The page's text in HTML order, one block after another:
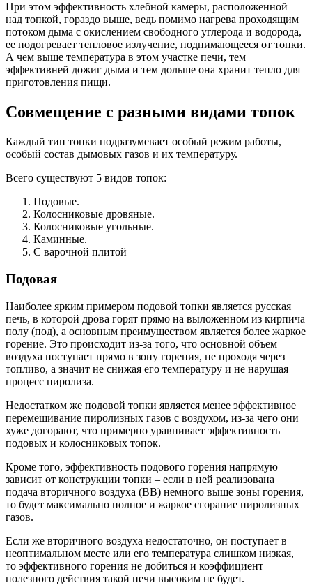
При этом эффективность хлебной камеры, расположенной
над топкой, гораздо выше, ведь помимо нагрева проходящим
потоком дыма с окислением свободного углерода и водорода,
ее подогревает тепловое излучение, поднимающееся от топки.
А чем выше температура в этом участке печи, тем
эффективней дожиг дыма и тем дольше она хранит тепло для
приготовления пищи.
Совмещение с разными видами топок
Каждый тип топки подразумевает особый режим работы,
особый состав дымовых газов и их температуру.
Всего существуют 5 видов топок:
Подовые.
Колосниковые дровяные.
Колосниковые угольные.
Каминные.
С варочной плитой
Подовая
Наиболее ярким примером подовой топки является русская
печь, в которой дрова горят прямо на выложенном из кирпича
полу (под), а основным преимуществом является более жаркое
горение. Это происходит из-за того, что основной объем
воздуха поступает прямо в зону горения, не проходя через
топливо, а значит не снижая его температуру и не нарушая
процесс пиролиза.
Недостатком же подовой топки является менее эффективное
перемешивание пиролизных газов с воздухом, из-за чего они
хуже догорают, что примерно уравнивает эффективность
подовых и колосниковых топок.
Кроме того, эффективность подового горения напрямую
зависит от конструкции топки – если в ней реализована
подача вторичного воздуха (ВВ) немного выше зоны горения,
то будет максимально полное и жаркое сгорание пиролизных
газов.
Если же вторичного воздуха недостаточно, он поступает в
неоптимальном месте или его температура слишком низкая,
то эффективного горения не добиться и коэффициент
полезного действия такой печи высоким не будет.